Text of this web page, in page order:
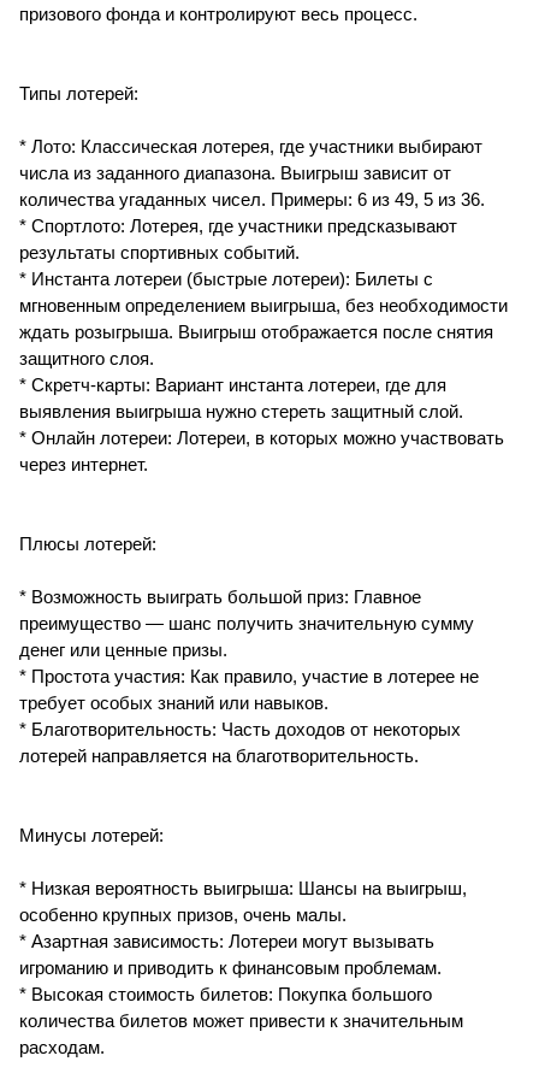
призового фонда и контролируют весь процесс.
Типы лотерей:
* Лото: Классическая лотерея, где участники выбирают
числа из заданного диапазона. Выигрыш зависит от
количества угаданных чисел. Примеры: 6 из 49, 5 из 36.
* Спортлото: Лотерея, где участники предсказывают
результаты спортивных событий.
* Инстанта лотереи (быстрые лотереи): Билеты с
мгновенным определением выигрыша, без необходимости
ждать розыгрыша. Выигрыш отображается после снятия
защитного слоя.
* Скретч-карты: Вариант инстанта лотереи, где для
выявления выигрыша нужно стереть защитный слой.
* Онлайн лотереи: Лотереи, в которых можно участвовать
через интернет.
Плюсы лотерей:
* Возможность выиграть большой приз: Главное
преимущество — шанс получить значительную сумму
денег или ценные призы.
* Простота участия: Как правило, участие в лотерее не
требует особых знаний или навыков.
* Благотворительность: Часть доходов от некоторых
лотерей направляется на благотворительность.
Минусы лотерей:
* Низкая вероятность выигрыша: Шансы на выигрыш,
особенно крупных призов, очень малы.
* Азартная зависимость: Лотереи могут вызывать
игроманию и приводить к финансовым проблемам.
* Высокая стоимость билетов: Покупка большого
количества билетов может привести к значительным
расходам.